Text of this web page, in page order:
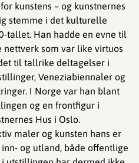
kunstens – og kunstnernes
stemme i det kulturelle
tallet. Han hadde en evne til
som var like virtuos
til tallrike deltagelser i
Veneziabiennaler og
I Norge var han blant
og en frontfigur i
Hus i Oslo.
maler og kunsten hans er
og utland, både offentlige